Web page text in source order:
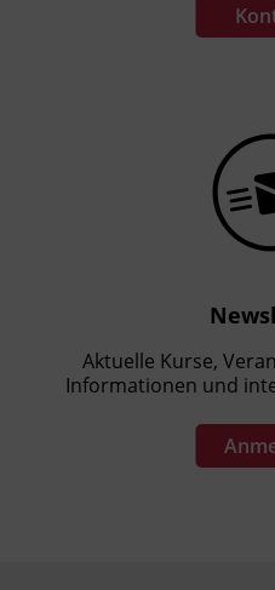
Aktuelle Kurse,
Informationen und